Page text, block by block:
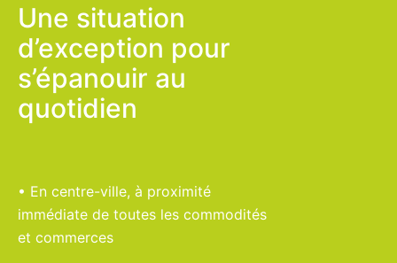
Une situation
d’exception pour
s’épanouir au
quotidien
• En centre-ville, à proximité
immédiate de toutes les commodités
et commerces